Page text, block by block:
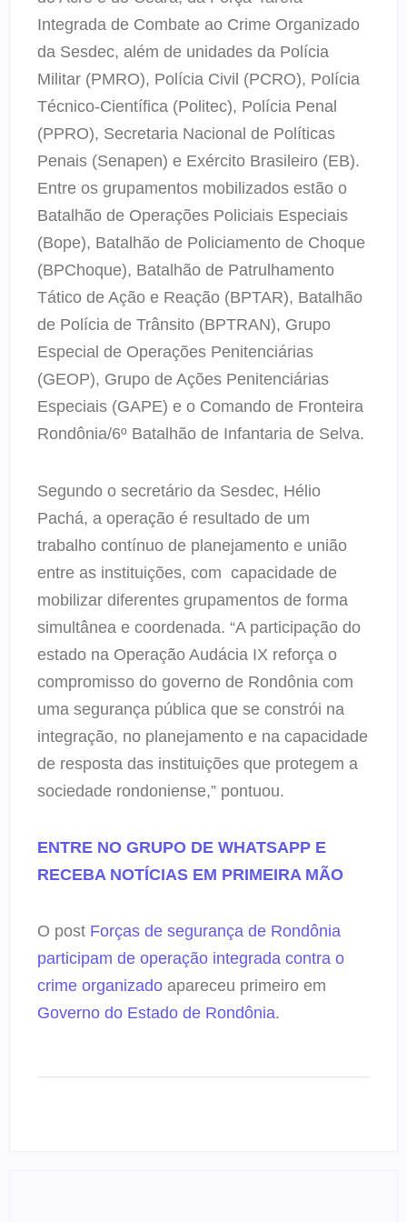
Integrada de Combate ao Crime Organizado
da Sesdec, além de unidades da Polícia
Militar (PMRO), Polícia Civil (PCRO), Polícia
Técnico-Científica (Politec), Polícia Penal
(PPRO), Secretaria Nacional de Políticas
Penais (Senapen) e Exército Brasileiro (EB).
Entre os grupamentos mobilizados estão o
Batalhão de Operações Policiais Especiais
(Bope), Batalhão de Policiamento de Choque
(BPChoque), Batalhão de Patrulhamento
Tático de Ação e Reação (BPTAR), Batalhão
de Polícia de Trânsito (BPTRAN), Grupo
Especial de Operações Penitenciárias
(GEOP), Grupo de Ações Penitenciárias
Especiais (GAPE) e o Comando de Fronteira
Rondônia/6º Batalhão de Infantaria de Selva.
Segundo o secretário da Sesdec, Hélio
Pachá, a operação é resultado de um
trabalho contínuo de planejamento e união
entre as instituições, com capacidade de
mobilizar diferentes grupamentos de forma
simultânea e coordenada. “A participação do
estado na Operação Audácia IX reforça o
compromisso do governo de Rondônia com
uma segurança pública que se constrói na
integração, no planejamento e na capacidade
de resposta das instituições que protegem a
sociedade rondoniense,” pontuou.
ENTRE NO GRUPO DE WHATSAPP E
RECEBA NOTÍCIAS EM PRIMEIRA MÃO
O post Forças de segurança de Rondônia
participam de operação integrada contra o
crime organizado apareceu primeiro em
Governo do Estado de Rondônia.